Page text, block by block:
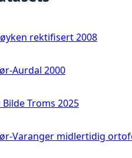
rektifisert 2008
Aurdal 2000
Troms 2025
Varanger midlertidig